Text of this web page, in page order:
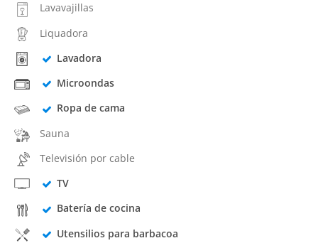
Lavavajillas
Liquadora
Lavadora
Microondas
Ropa de cama
Sauna
Televisión por cable
TV
Batería de cocina
Utensilios para barbacoa